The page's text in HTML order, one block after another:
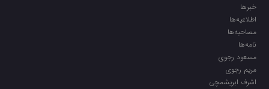
خبرها
اطلاعیه‌ها
مصاحبه‌ها
نامه‌ها
مسعود رجوی
مریم رجوی
اشرف ابریشمچی